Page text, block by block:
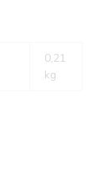
0,21
kg